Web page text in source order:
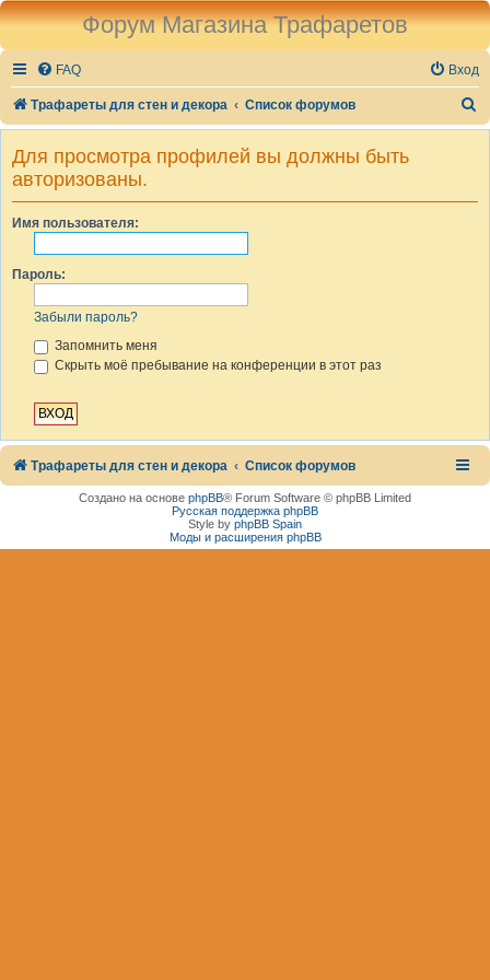
Форум Магазина Трафаретов
FAQ Вход
Трафареты для стен и декора Список форумов
о
Для просмотра профилей вы должны быть
авторизованы.
Имя пользователя:
Пароль:
Забыли пароль?
Запомнить меня
Скрыть моё пребывание на конференции в этот раз
Трафареты для стен и декора Список форумов
Создано на основе phpBB® Forum Software © phpBB Limited
Русская поддержка phpBB
Style by phpBB Spain
Моды и расширения phpBB